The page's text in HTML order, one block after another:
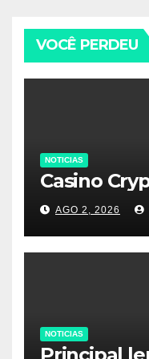
VOCÊ PERDEU
NOTICIAS
Casino
AGO 2, 2026
NOTICIAS